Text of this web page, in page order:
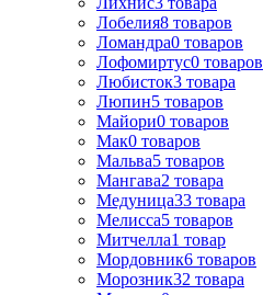
Лобелия8 товаров
Ломандра0 товаров
Лофомиртус0 товаров
Любисток3 товара
Люпин5 товаров
Майори0 товаров
Мак0 товаров
Мальва5 товаров
Мангава2 товара
Медуница33 товара
Мелисса5 товаров
Митчелла1 товар
Мордовник6 товаров
Морозник32 товара